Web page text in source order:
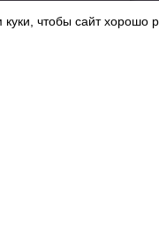
чтобы сайт хорошо